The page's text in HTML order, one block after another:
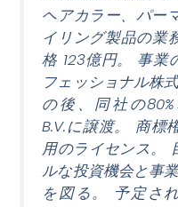
ヘアカラー、パー
イリング製品の業
格 123億円。 事業
フェッショナル株
の後、同社の
B.V.に譲渡。 商標
用のライセンス。
ルな投資機会と事
を図る。 予定さ